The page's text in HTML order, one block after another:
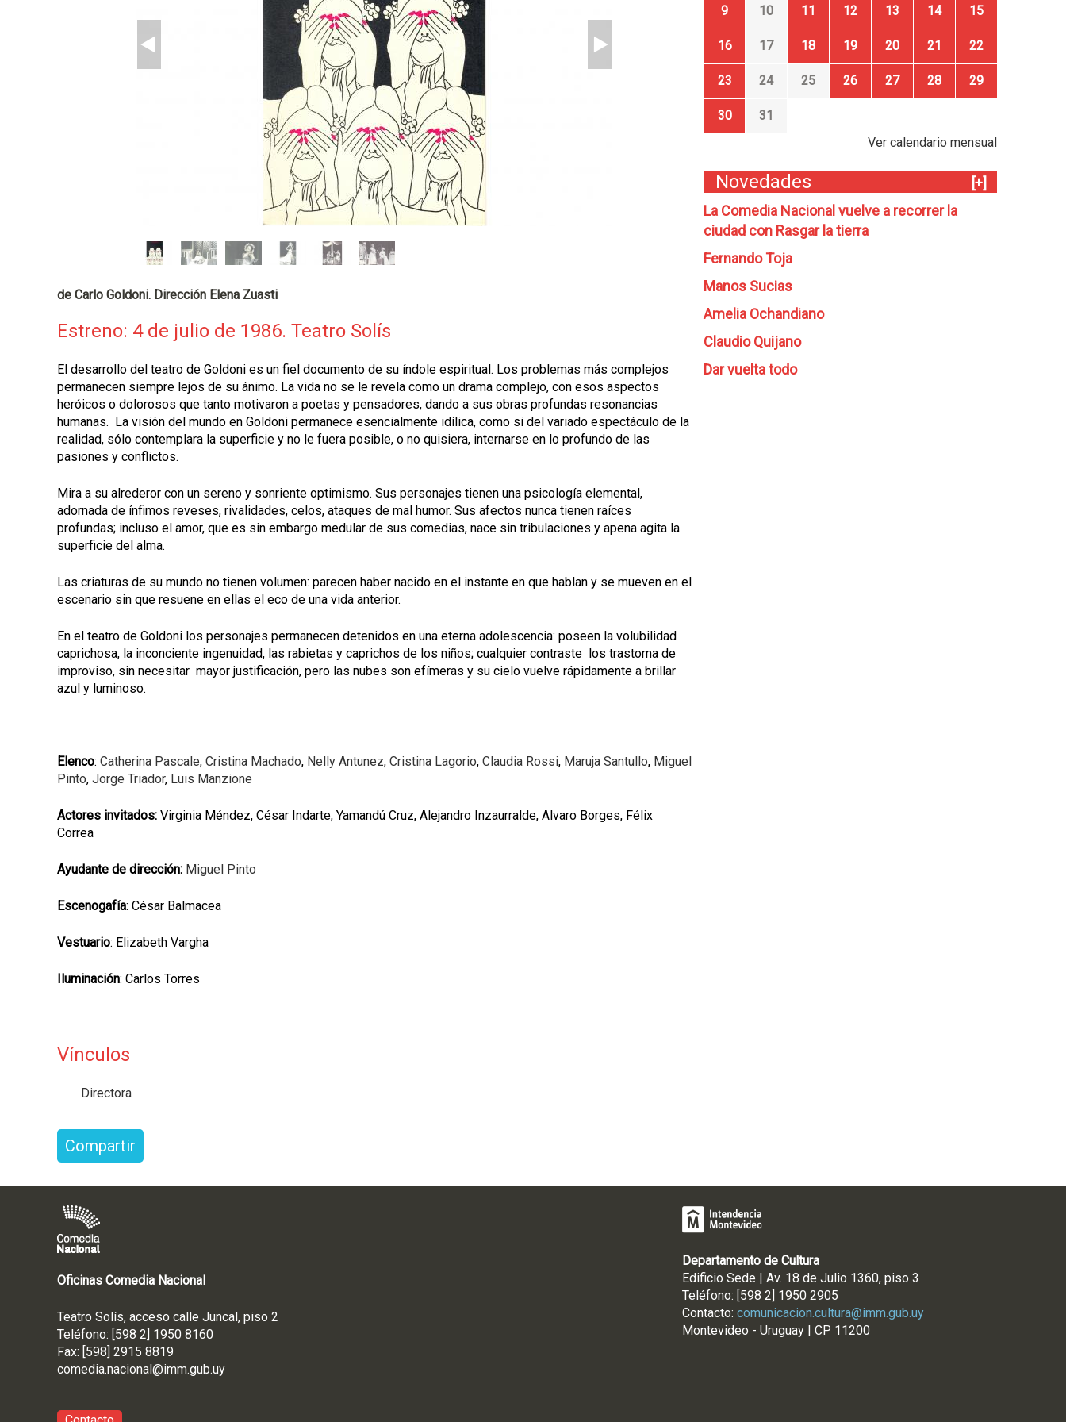
de Carlo Goldoni. Dirección Elena Zuasti
Estreno: 4 de julio de 1986. Teatro Solís
El desarrollo del teatro de Goldoni es un fiel documento de su índole espiritual. Los problemas más complejos
permanecen siempre lejos de su ánimo. La vida no se le revela como un drama complejo, con esos aspectos
heróicos o dolorosos que tanto motivaron a poetas y pensadores, dando a sus obras profundas resonancias
humanas. La visión del mundo en Goldoni permanece esencialmente idílica, como si del variado espectáculo de la
realidad, sólo contemplara la superficie y no le fuera posible, o no quisiera, internarse en lo profundo de las
pasiones y conflictos.
Mira a su alrederor con un sereno y sonriente optimismo. Sus personajes tienen una psicología elemental,
adornada de ínfimos reveses, rivalidades, celos, ataques de mal humor. Sus afectos nunca tienen raíces
profundas; incluso el amor, que es sin embargo medular de sus comedias, nace sin tribulaciones y apena agita la
superficie del alma.
Las criaturas de su mundo no tienen volumen: parecen haber nacido en el instante en que hablan y se mueven en el
escenario sin que resuene en ellas el eco de una vida anterior.
En el teatro de Goldoni los personajes permanecen detenidos en una eterna adolescencia: poseen la volubilidad
caprichosa, la inconciente ingenuidad, las rabietas y caprichos de los niños; cualquier contraste los trastorna de
improviso, sin necesitar mayor justificación, pero las nubes son efímeras y su cielo vuelve rápidamente a brillar
azul y luminoso.
Elenco: Catherina Pascale, Cristina Machado, Nelly Antunez, Cristina Lagorio, Claudia Rossi, Maruja Santullo, Miguel
Pinto, Jorge Triador, Luis Manzione
Actores invitados: Virginia Méndez, César Indarte, Yamandú Cruz, Alejandro Inzaurralde, Alvaro Borges, Félix
Correa
Ayudante de dirección: Miguel Pinto
Escenogafía: César Balmacea
Vestuario: Elizabeth Vargha
Iluminación: Carlos Torres
Vínculos
Directora
Compartir
9 10 11 12 13 14 15
16 17 18 19 20 21 22
23 24 25 26 27 28 29
30
31
Ver calendario mensual
Novedades
[+]
La Comedia Nacional vuelve a recorrer la
ciudad con Rasgar la tierra
Fernando Toja
Manos Sucias
Amelia Ochandiano
Claudio Quijano
Dar vuelta todo
Oficinas Comedia Nacional
Teatro Solís, acceso calle Juncal, piso 2
Teléfono: [598 2] 1950 8160
Fax: [598] 2915 8819
comedia.nacional@imm.gub.uy
Departamento de Cultura
Edificio Sede | Av. 18 de Julio 1360, piso 3
Teléfono: [598 2] 1950 2905
Contacto: comunicacion.cultura@imm.gub.uy
Montevideo - Uruguay | CP 11200